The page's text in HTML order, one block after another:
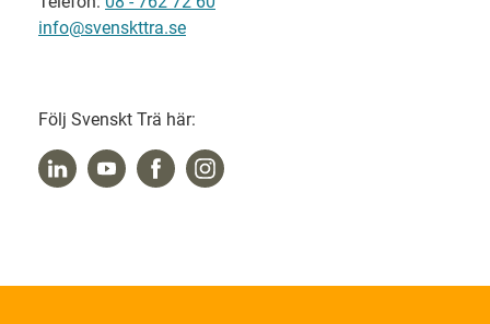
info@svenskttra.se
Följ Svenskt Trä här: